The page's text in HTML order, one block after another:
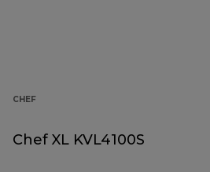
CHEF
Chef XL KVL4100S